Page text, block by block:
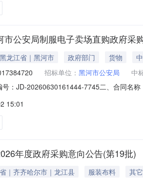
市公安局制服电子卖场直购政府采
黑龙江省｜黑河市 政府部门 货物
招标单位： 黑河市公安局
中
号：JD-20260630161444-7745二、合同名
六、合同主要信息主要标的：序号名
15:01
年度政府采购意向公告(第19批)
｜齐齐哈尔市｜龙江县 服装布料
其它